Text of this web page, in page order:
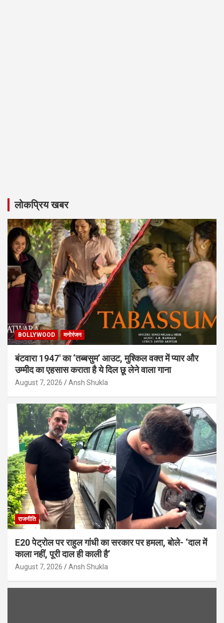
लोकप्रिय खबर
BOLLYWOOD मनोरंजन
बंटवारा 1947′ का ‘तब्बसुम’ आउट, मुश्किल वक्त में प्यार और
उम्मीद का एहसास कराता है ये दिल छू लेने वाला गाना
August 7, 2026 Ansh Shukla
राजनीति
E20 पेट्रोल पर राहुल गांधी का सरकार पर हमला, बोले- ‘दाल में
काला नहीं, पूरी दाल ही काली है’
August 7, 2026 Ansh Shukla